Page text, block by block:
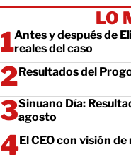
LO
Antes y después de
reales del caso
Resultados del
Sinuano Día:
agosto
El CEO con visión